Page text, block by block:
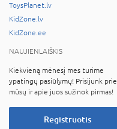
ToysPlanet.lv
KidZone.lv
KidZone.ee
NAUJIENLAIŠKIS
Kiekvieną mėnesį mes turime
ypatingų pasiūlymų! Prisijunk prie
mūsų ir apie juos sužinok pirmas!
Registruotis